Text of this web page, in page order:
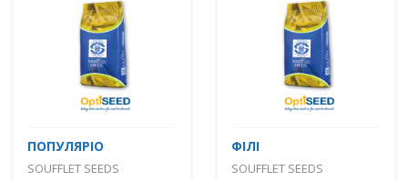
ПОПУЛЯРІО
SOUFFLET SEEDS
ФІЛІ
SOUFFLET SEEDS